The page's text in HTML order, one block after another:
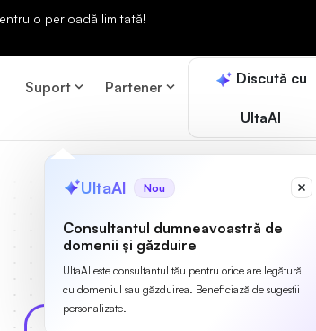
o perioadă limitată!
Suport Partener Discută cu
UltaAI
UltaAI Nou
Consultantul dumneavoastră de
domenii și găzduire
UltaAI este consultantul tău pentru orice are legătură
cu domeniul sau găzduirea. Beneficiază de sugestii
personalizate.